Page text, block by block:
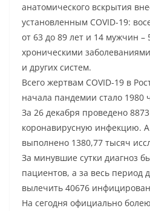
анатомического вскрытия
установленным COVID-19:
от 63 до 89 лет и 14 мужчин –
хроническими
и других систем.
Всего жертвам COVID-19 в
начала пандемии стало 1980
За 26 декабря проведено
коронавирусную инфекцию.
выполнено 1380,77 тысяч
За минувшие сутки диагноз
пациентов, а за весь период
вылечить 40676
На сегодня официально